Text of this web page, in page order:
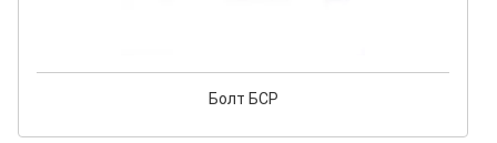
Болт БСР